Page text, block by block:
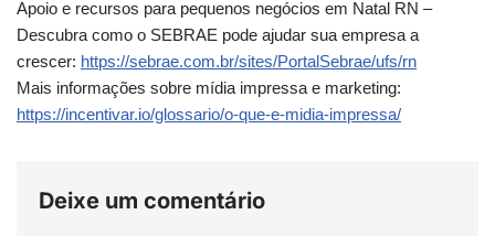
Apoio e recursos para pequenos negócios em Natal RN –
Descubra como o SEBRAE pode ajudar sua empresa a
crescer: https://sebrae.com.br/sites/PortalSebrae/ufs/rn
Mais informações sobre mídia impressa e marketing:
https://incentivar.io/glossario/o-que-e-midia-impressa/
Deixe um comentário